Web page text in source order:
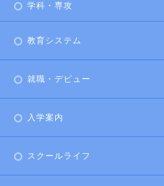
学科・専攻
教育システム
就職・デビュー
入学案内
スクールライフ